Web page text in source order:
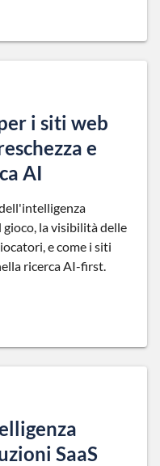
i siti web
e
AI
la visibilità delle
e come i siti
ricerca AI-first.
SaaS